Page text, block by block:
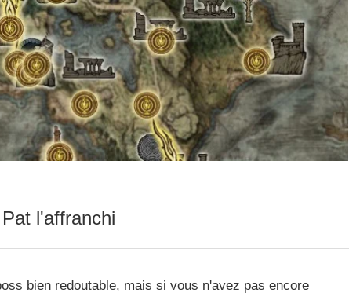
l'affranchi
bien redoutable, mais si vous n'avez pas encore